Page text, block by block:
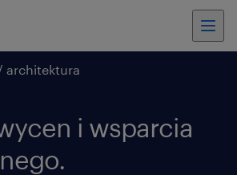
architektura
i wsparcia